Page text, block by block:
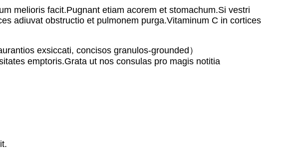
melioris facit.Pugnant etiam acorem et stomachum.Si vestri
adiuvat obstructio et pulmonem purga.Vitaminum C in cortices
exsiccati, concisos granulos-grounded）
emptoris.Grata ut nos consulas pro magis notitia